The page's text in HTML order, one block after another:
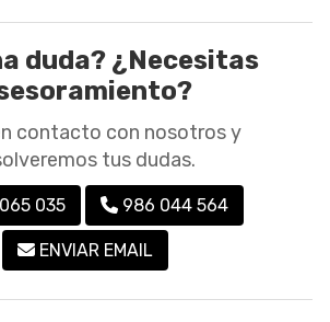
duda? ¿Necesitas
contacto con nosotros y
tus dudas.
035 986 044 564
ENVIAR EMAIL